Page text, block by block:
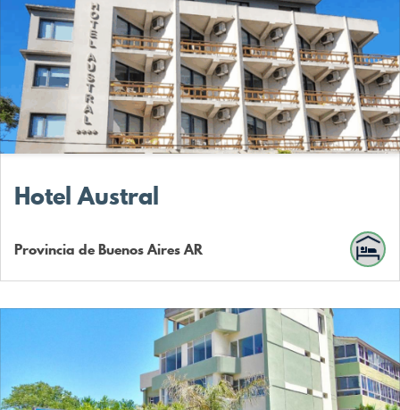
Hotel Austral
Provincia de Buenos AiresAR